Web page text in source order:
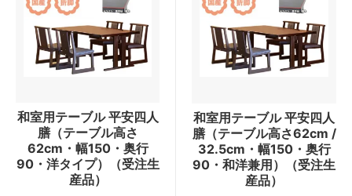
和室用テーブル 平安四人
膳（テーブル高さ
62cm・幅150・奥行
90・洋タイプ）（受注生
産品）
和室用テーブル 平安四人
膳（テーブル高さ62cm /
32.5cm・幅150・奥行
90・和洋兼用）（受注生
産品）